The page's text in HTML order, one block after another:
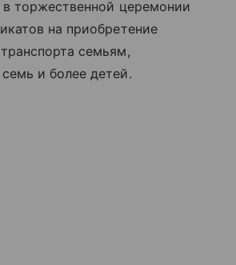
в торжественной церемонии
на приобретение
семьям,
и более детей.